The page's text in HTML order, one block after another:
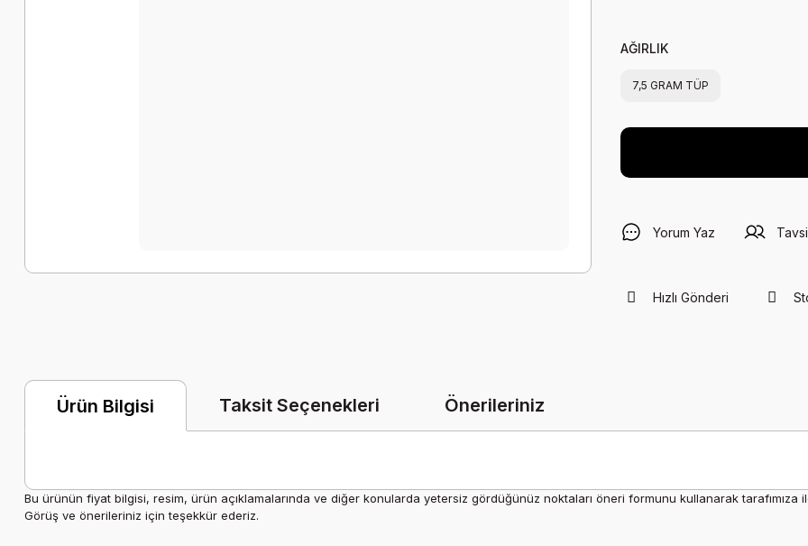
AĞIRLIK
7,5 GRAM TÜP
Yorum Yaz
Hızlı Gönderi
Ürün Bilgisi Taksit Seçenekleri Önerileriniz
Bu ürünün fiyat bilgisi, resim, ürün açıklamalarında ve diğer konularda yetersiz gördüğünüz noktaları öneri formunu kullanarak tarafımıza
Görüş ve önerileriniz için teşekkür ederiz.